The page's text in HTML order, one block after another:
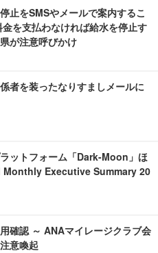
止をSMSやメールで案内するこ
を支払わなければ給水を停止す
が注意呼びかけ
者を装ったなりすましメールに
ットフォーム「Dark-Moon」ほ
Monthly Executive Summary 20
確認 ～ ANAマイレージクラブ会
意喚起